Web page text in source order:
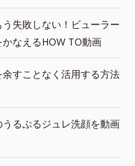
失敗しない！ビューラー
なえるHOW TO動画
余すことなく活用する方法
うるぷるジュレ洗顔を動画